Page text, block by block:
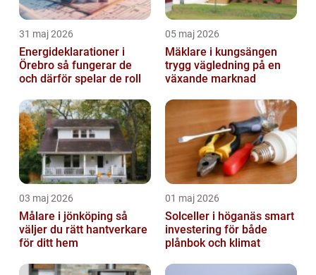
31 maj 2026
Energideklarationer i
Örebro så fungerar de
och därför spelar de roll
05 maj 2026
Mäklare i kungsängen
trygg vägledning på en
växande marknad
03 maj 2026
Målare i jönköping så
väljer du rätt hantverkare
för ditt hem
01 maj 2026
Solceller i höganäs smart
investering för både
plånbok och klimat